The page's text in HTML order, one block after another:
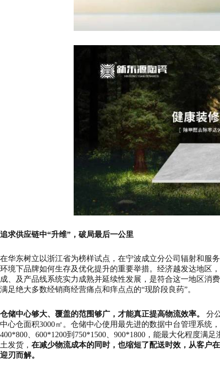
追求供应链中“升维”，破局最后一公里
在华东树立以浙江省为榜样试点，在宁波成立分公司辐射和服
环境下品牌如何生存及优化提升的重要举措。经济越发达地区
成、及产品线系统实力成熟并延续性发展，是符合这一地区消
满足绝大多数经销商经营痛点和痒点点的“现阶段良药”。
仓储中心够大、覆盖的范围够广，才能真正提高物流效率。
分
中心仓面积3000㎡。仓储中心使用最先进的数据中台管理系统
400*800、600*1200到750*1500、900*1800，能最大化程度满
土发货， 在减少物流成本的同时，也缩短了配送时效，从客户
迎刃而解。